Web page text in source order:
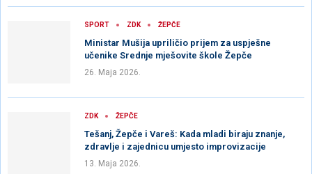
SPORT ZDK ŽEPČE
Ministar Mušija upriličio prijem za uspješne
učenike Srednje mješovite škole Žepče
26. Maja 2026.
ZDK ŽEPČE
Tešanj, Žepče i Vareš: Kada mladi biraju znanje,
zdravlje i zajednicu umjesto improvizacije
13. Maja 2026.